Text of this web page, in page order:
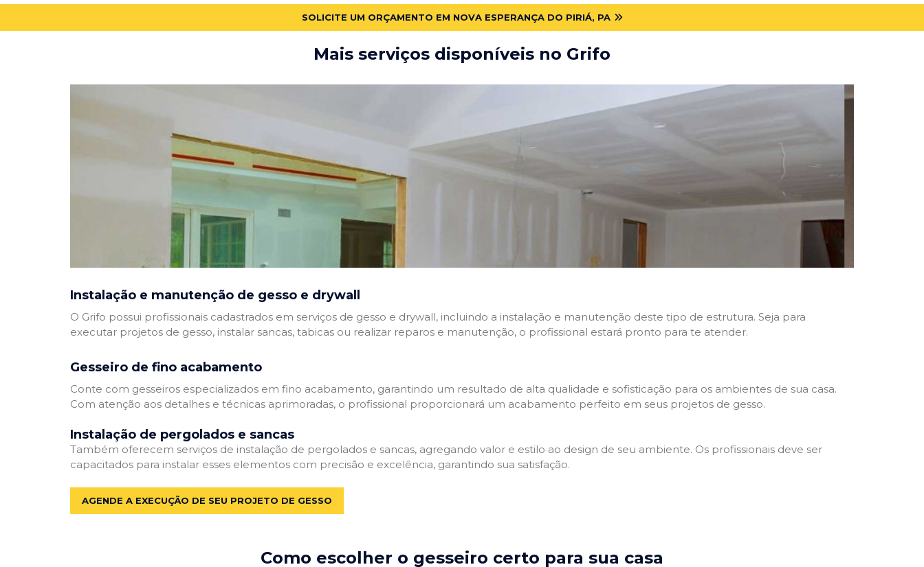
SOLICITE UM ORÇAMENTO EM NOVA ESPERANÇA DO PIRIÁ, PA
Mais serviços disponíveis no Grifo
Instalação e manutenção de gesso e drywall
O Grifo possui profissionais cadastrados em serviços de gesso e drywall, incluindo a instalação e manutenção deste tipo de estrutura. Seja para
executar projetos de gesso, instalar sancas, tabicas ou realizar reparos e manutenção, o profissional estará pronto para te atender.
Gesseiro de fino acabamento
Conte com gesseiros especializados em fino acabamento, garantindo um resultado de alta qualidade e sofisticação para os ambientes de sua casa.
Com atenção aos detalhes e técnicas aprimoradas, o profissional proporcionará um acabamento perfeito em seus projetos de gesso.
Instalação de pergolados e sancas
Também oferecem serviços de instalação de pergolados e sancas, agregando valor e estilo ao design de seu ambiente. Os profissionais deve ser
capacitados para instalar esses elementos com precisão e excelência, garantindo sua satisfação.
AGENDE A EXECUÇÃO DE SEU PROJETO DE GESSO
Como escolher o gesseiro certo para sua casa